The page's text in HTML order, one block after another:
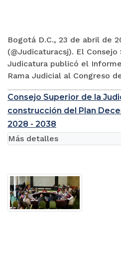
Bogotá D.C., 23 de abril de
(@Judicaturacsj). El
Judicatura publicó el
Rama Judicial al Congreso
Consejo Superior de la
construcción del Plan
2028 - 2038
Más detalles